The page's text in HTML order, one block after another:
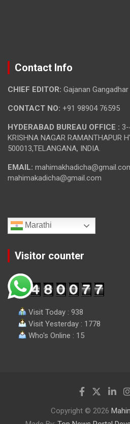
Contact Info
CHIEF EDITOR: Gajanan
CONTACT NO: +91 98904 76595
HYDERABAD BUREAU OFFICE :
KRISHNA NAGAR RAMANTHAPUR
500013,TELANGANA, INDIA.
EMAIL:
mahimakadicha@gmail.com
Marathi
Visitor counter
Visit Today : 938
Visit Yesterday : 1778
Who's Online : 15
Copyright © 2026